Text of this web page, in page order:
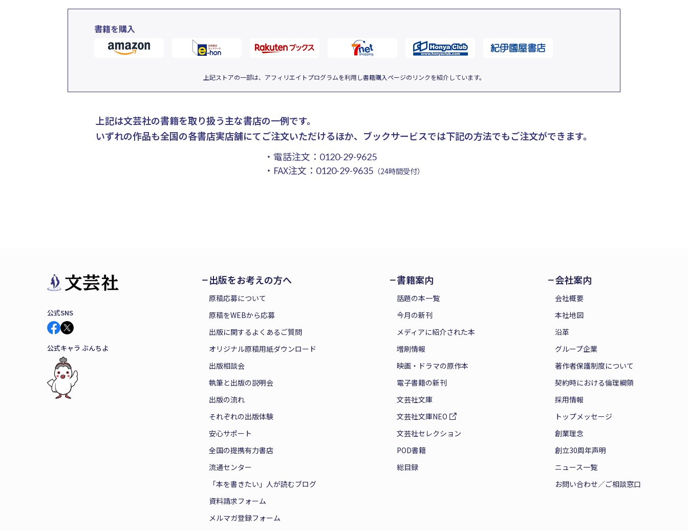
書籍を購入
上記ストアの一部は、アフィリエイトプログラムを利用し書籍購入ページのリンクを紹介しています。
上記は文芸社の書籍を取り扱う主な書店の一例です。
いずれの作品も全国の各書店実店舗にてご注文いただけるほか、ブックサービスでは下記の方法でもご注文ができます。
・電話注文： 0120-29-9625
・FAX注文： 0120-29-9635（24時間受付）
公式SNS
公式キャラ ぶんちよ
出版をお考えの方へ
原稿応募について
原稿をWEBから応募
出版に関するよくあるご質問
オリジナル原稿用紙ダウンロード
出版相談会
執筆と出版の説明会
出版の流れ
それぞれの出版体験
安心サポート
全国の提携有力書店
流通センター
「本を書きたい」人が読むブログ
資料請求フォーム
メルマガ登録フォーム
書籍案内
話題の本一覧
今月の新刊
メディアに紹介された本
増刷情報
映画・ドラマの原作本
電子書籍の新刊
文芸社文庫
文芸社文庫NEO
文芸社セレクション
POD書籍
総目録
会社案内
会社概要
本社地図
沿革
グループ企業
著作者保護制度について
契約時における倫理綱領
採用情報
トップメッセージ
創業理念
創立30周年声明
ニュース一覧
お問い合わせ／ご相談窓口